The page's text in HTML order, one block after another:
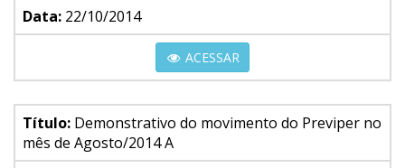
Data: 22/10/2014
ACESSAR
Título: Demonstrativo do movimento do Previper no
mês de Agosto/2014 A